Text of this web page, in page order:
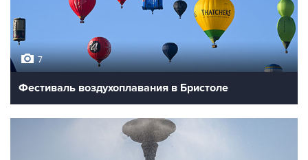
7
Фестиваль воздухоплавания в Бристоле